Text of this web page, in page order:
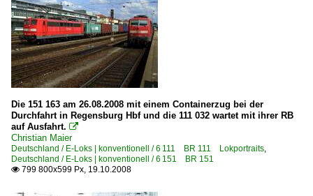
Die 151 163 am 26.08.2008 mit einem Containerzug bei der
Durchfahrt in Regensburg Hbf und die 111 032 wartet mit ihrer RB
auf Ausfahrt. 
Christian Maier
Deutschland / E-Loks | konventionell / 6 111 BR 111 Lokportraits
Deutschland / E-Loks | konventionell / 6 151 BR 151
 799 800x599 Px, 19.10.2008